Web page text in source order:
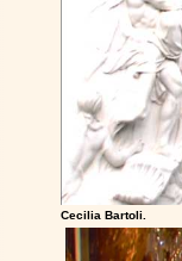
Cecilia Bartoli.